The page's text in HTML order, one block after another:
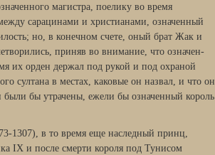
магистра, поелику во время
сарацинами и христианами, означенный
но, в конечном счете, оный брат Жак и
приняв во внимание, что означен­
их орден держал под рукой и под охраной
султана в местах, каковые он назвал, и что он
были бы утрачены, ежели бы означенный король
1307), в то время еще наследный принц,
IX и после смерти короля под Тунисом